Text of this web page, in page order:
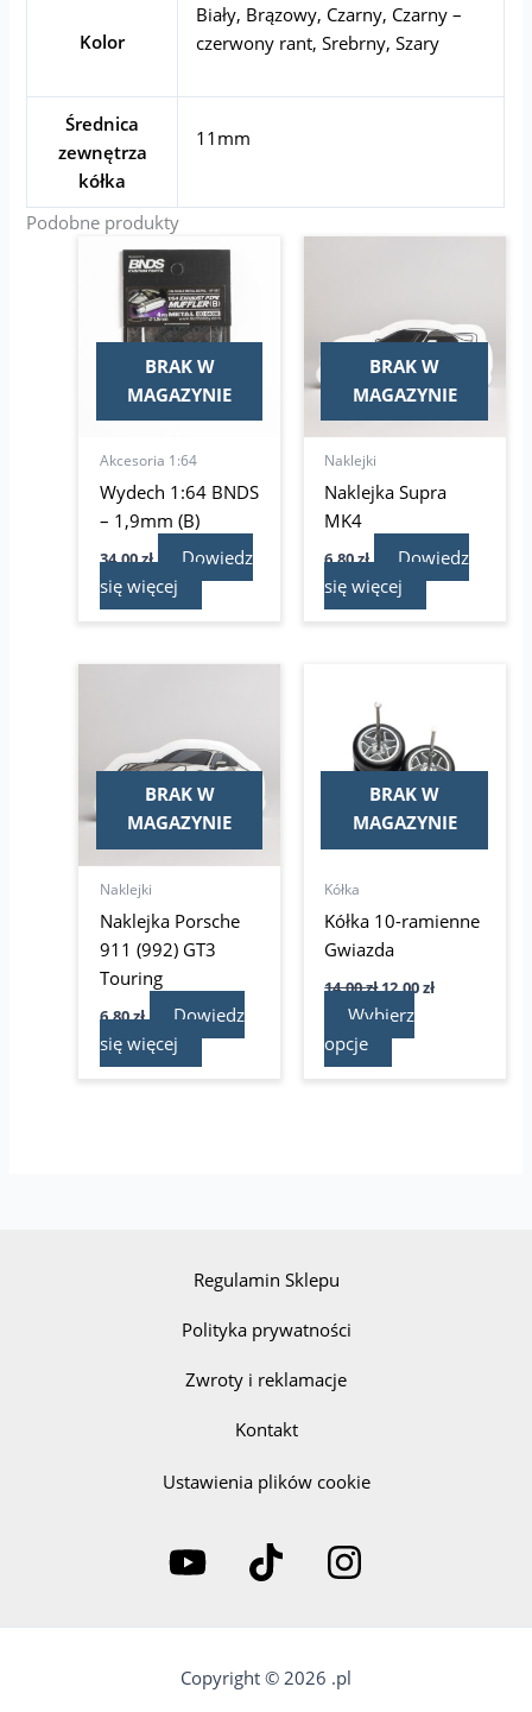
Kolor
Biały, Brązowy, Czarny, Czarny –
czerwony rant,Srebrny,Szary
Średnica
zewnętrza
kółka
11mm
Podobne produkty
BRAK W
MAGAZYNIE
Akcesoria 1:64
Wydech 1:64 BNDS
– 1,9mm (B)
34,00zł
Dowiedz
się więcej
BRAK W
MAGAZYNIE
Naklejki
Naklejka Supra
MK4
6,80zł
Dowiedz
się więcej
BRAK W
MAGAZYNIE
Naklejki
Naklejka Porsche
911 (992) GT3
Touring
6,80zł
Dowiedz
się więcej
BRAK W
MAGAZYNIE
Kółka
Kółka 10-ramienne
Gwiazda
14,00zł
wynosiła:
14,00 zł.
12,00zł
12,00 zł.
Wybierz
opcje
ma
wiele
wariantów.
Opcje
można
stronie
produktu
Regulamin Sklepu
Polityka prywatności
Zwroty i reklamacje
Kontakt
Ustawienia plików cookie
Copyright © 2026 .pl